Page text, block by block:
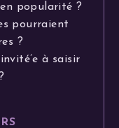
popularité ?
pourraient
?
à saisir